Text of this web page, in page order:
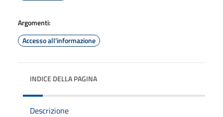
Argomenti:
Accesso all'informazione
INDICE DELLA PAGINA
Descrizione